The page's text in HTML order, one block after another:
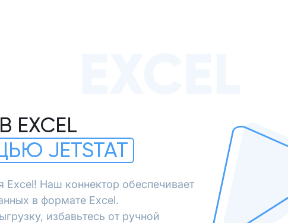
EXCEL
JETSTAT
Excel! Наш коннектор обеспечивает
в формате Excel.
избавьтесь от ручной